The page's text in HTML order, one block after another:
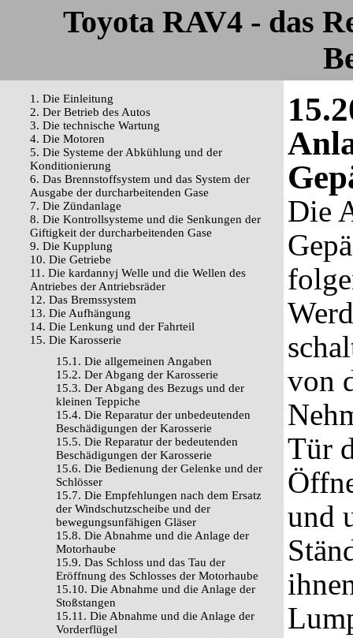
Toyota RAV4 - das
1. Die Einleitung
2. Der Betrieb des Autos
3. Die technische Wartung
4. Die Motoren
5. Die Systeme der Abkühlung und der
Konditionierung
6. Das Brennstoffsystem und das System der
Ausgabe der durcharbeitenden Gase
7. Die Zündanlage
8. Die Kontrollsysteme und die Senkungen der
Giftigkeit der durcharbeitenden Gase
9. Die Kupplung
10. Die Getriebe
11. Die kardannyj Welle und die Wellen des
Antriebes der Antriebsräder
12. Das Bremssystem
13. Die Aufhängung
14. Die Lenkung und der Fahrteil
15. Die Karosserie
15.1. Die allgemeinen Angaben
15.2. Der Abgang der Karosserie
15.3. Der Abgang des Bezugs und der
kleinen Teppiche
15.4. Die Reparatur der unbedeutenden
Beschädigungen der Karosserie
15.5. Die Reparatur der bedeutenden
Beschädigungen der Karosserie
15.6. Die Bedienung der Gelenke und der
Schlösser
15.7. Die Empfehlungen nach dem Ersatz
der Windschutzscheibe und der
bewegungsunfähigen Gläser
15.8. Die Abnahme und die Anlage der
Motorhaube
15.9. Das Schloss und das Tau der
Eröffnung des Schlosses der Motorhaube
15.10. Die Abnahme und die Anlage der
Stoßstangen
15.11. Die Abnahme und die Anlage der
Vorderflügel
Die
von
Tür
und